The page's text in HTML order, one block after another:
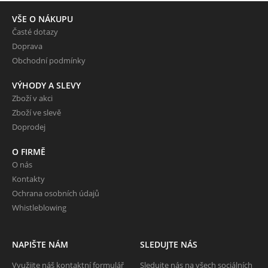
VŠE O NÁKUPU
Časté dotazy
Doprava
Obchodní podmínky
VÝHODY A SLEVY
Zboží v akci
Zboží ve slevě
Doprodej
O FIRMĚ
O nás
Kontakty
Ochrana osobních údajů
Whistleblowing
NAPIŠTE NÁM
Využijte náš kontaktní formulář
SLEDUJTE NÁS
Sledujte nás na všech sociálních